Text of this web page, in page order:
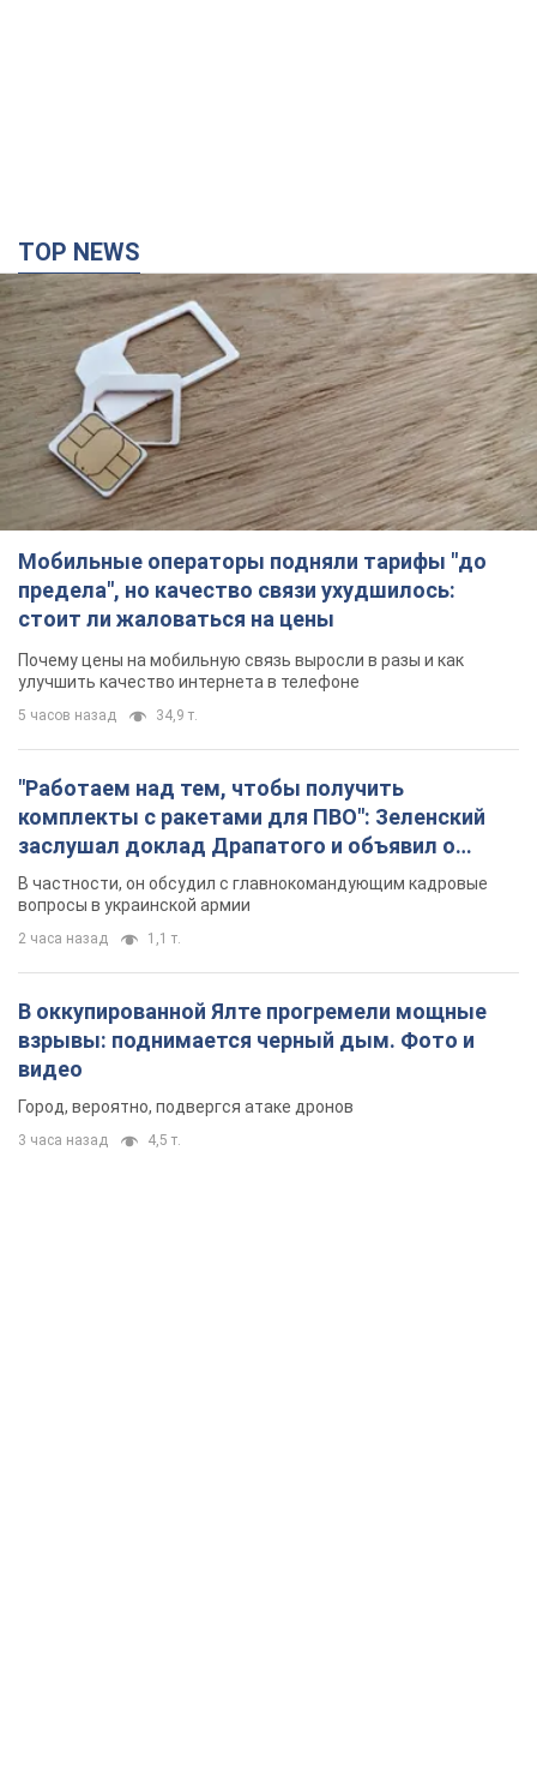
TOP NEWS
Мобильные операторы подняли тарифы "до
предела", но качество связи ухудшилось:
стоит ли жаловаться на цены
Почему цены на мобильную связь выросли в разы и как
улучшить качество интернета в телефоне
5 часов назад 34,9 т.
"Работаем над тем, чтобы получить
комплекты с ракетами для ПВО": Зеленский
заслушал доклад Драпатого и объявил о
новых мерах
В частности, он обсудил с главнокомандующим кадровые
вопросы в украинской армии
2 часа назад 1,1 т.
В оккупированной Ялте прогремели мощные
взрывы: поднимается черный дым. Фото и
видео
Город, вероятно, подвергся атаке дронов
3 часа назад 4,5 т.